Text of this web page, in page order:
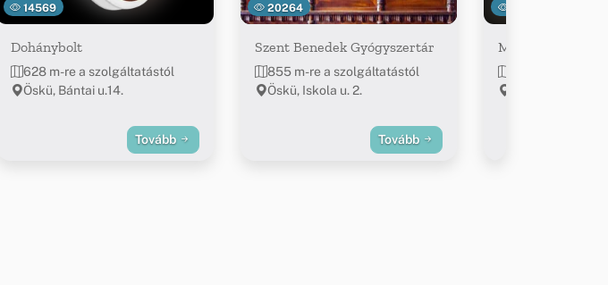
14569
Dohánybolt
628 m-re a szolgáltatástól
Öskü, Bántai u.14.
Tovább
20264
Szent Benedek Gyógyszertár
855 m-re a szolgáltatástól
Öskü, Iskola u. 2.
Tovább
Molnár ABC